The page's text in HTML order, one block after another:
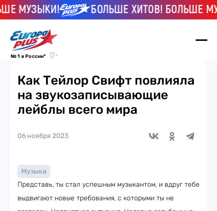
БОЛЬШЕ ХИТОВ! БОЛЬШЕ
№ 1 в России*
Как Тейлор Свифт повлияла
на звукозаписывающие
лейблы всего мира
06 ноября 2023
Музыка
Представь, ты стал успешным музыкантом, и вдруг тебе
выдвигают новые требования, с которыми ты не